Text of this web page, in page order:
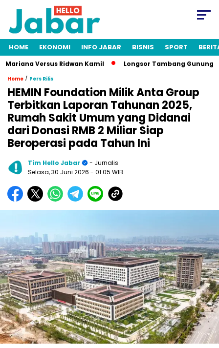
HOME EKONOMI INFO JABAR BISNIS SPORT
Versus Ridwan Kamil Longsor Tambang Gunung
Home / Pers Rilis
HEMIN Foundation Milik Anta Group
Terbitkan Laporan Tahunan 2025,
Rumah Sakit Umum yang Didanai
dari Donasi RMB 2 Miliar Siap
Beroperasi pada Tahun Ini
Tim Hello Jabar
- Jurnalis
Selasa, 30 Juni 2026 - 01:05 WIB